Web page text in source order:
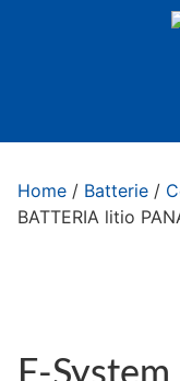
Home / Batterie /
BATTERIA litio